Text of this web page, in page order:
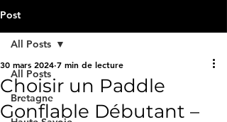
Post
All Posts
Bretagne
All Posts
Choisir un Paddle
Gonflable Débutant –
30 mars 2024 7 min de lecture